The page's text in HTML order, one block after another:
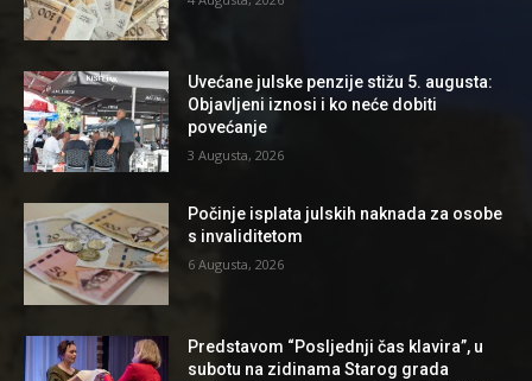
Uvećane julske penzije stižu 5. augusta:
Objavljeni iznosi i ko neće dobiti
povećanje
3 Augusta, 2026
Počinje isplata julskih naknada za osobe
s invaliditetom
6 Augusta, 2026
Predstavom “Posljednji čas klavira”, u
subotu na zidinama Starog grada